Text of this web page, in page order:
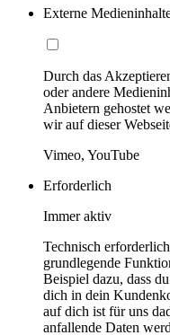
Externe
Durch das
oder andere
Anbietern gehostet
wir auf dieser
Vimeo, YouTube
Erforderlich
Immer aktiv
Technisch
grundlegende
Beispiel dazu, dass
dich in dein
auf dich ist für uns
anfallende Daten